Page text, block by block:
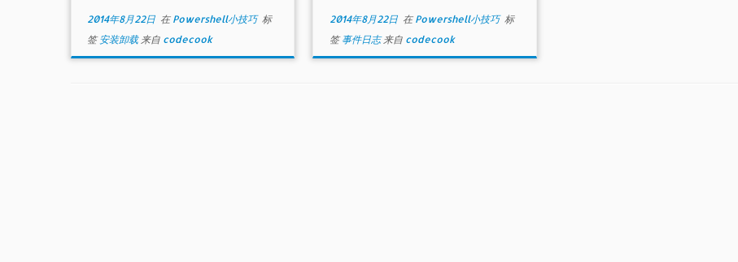
2014年8月22日 在 Powershell小技巧 标
签安装卸载 来自 codecook
2014年8月22日在 Powershell小技巧 标
签事件日志来自 codecook